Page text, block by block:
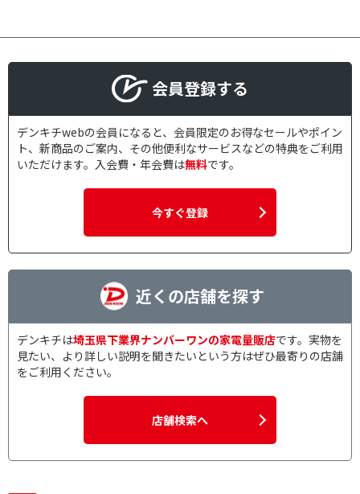
会員登録する
デンキチwebの会員になると、会員限定のお得なセールやポイン
ト、新商品のご案内、その他便利なサービスなどの特典をご利用
いただけます。入会費・年会費は無料です。
今すぐ登録
近くの店舗を探す
デンキチは埼玉県下業界ナンバーワンの家電量販店です。実物を
見たい、より詳しい説明を聞きたいという方はぜひ最寄りの店舗
をご利用ください。
店舗検索へ